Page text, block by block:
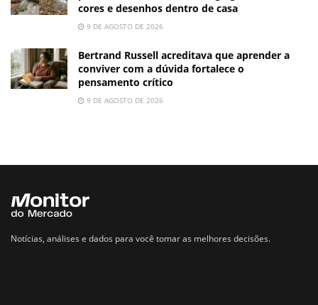
cores e desenhos dentro de casa
9 DE AGOSTO DE 2026
Bertrand Russell acreditava que aprender a
conviver com a dúvida fortalece o
pensamento crítico
9 DE AGOSTO DE 2026
Notícias, análises e dados para você tomar as melhores decisões.